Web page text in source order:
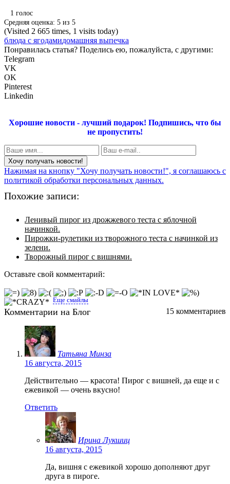
1 голос
Средняя оценка: 5 из 5
(Visited 2 665 times, 1 visits today)
блюда с ягодамидомашняя выпечка
Понравилась статья? Поделись ею, пожалуйста, с другими:
Telegram
VK
OK
Pinterest
Linkedin
Хорошие новости - лучший подарок! Подпишись, что бы
не пропустить!
Нажимая на кнопку "Хочу получать новости!", я соглашаюсь с
политикой обработки персональных данных.
Похожие записи:
Ленивый пирог из дрожжевого теста с яблочной
начинкой.
Пирожки-рулетики из творожного теста с начинкой из
зелени.
Творожный пирог с вишнями.
Оставьте свой комментарий:
Еще смайлы
Комментарии на Блог 15 комментариев
Татьяна Минза
16 августа, 2015
Действительно — красота! Пирог с вишней, да еще и с
ежевикой — очень вкусно!
Ответить
Ирина Лукшиц
16 августа, 2015
Да, вишня с ежевикой хорошо дополняют друг
друга в пироге.